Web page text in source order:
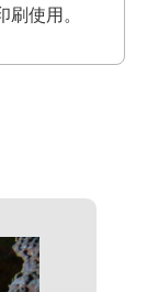
使用。